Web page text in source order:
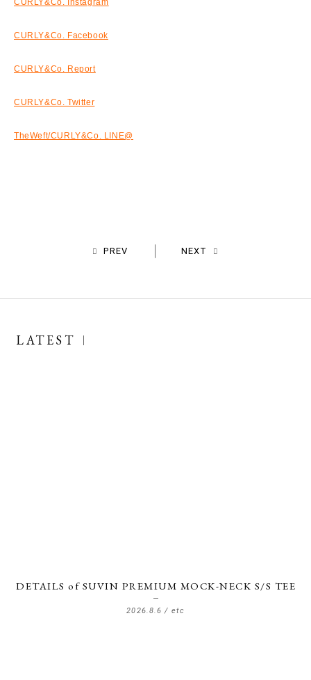
CURLY&Co. Instagram
CURLY&Co. Facebook
CURLY&Co. Report
CURLY&Co. Twitter
TheWeft/CURLY&Co. LINE@
PREV NEXT
LATEST
DETAILS of SUVIN PREMIUM MOCK-NECK S/S TEE
2026.8.6 / etc